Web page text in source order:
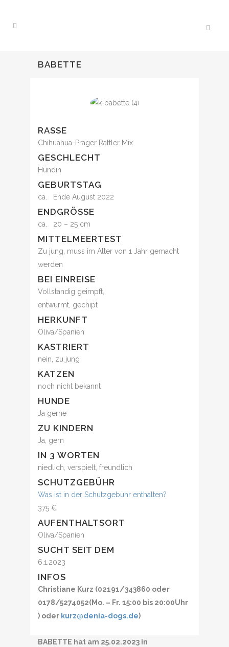
BABETTE
RASSE
Chihuahua-Prager Rattler Mix
GESCHLECHT
Hündin
GEBURTSTAG
ca. Ende August 2022
ENDGRÖSSE
ca. 20 – 25 cm
MITTELMEERTEST
Zu jung, muss im Alter von 1 Jahr gemacht
werden
BEI EINREISE
Vollständig geimpft,
entwurmt, gechipt
HERKUNFT
Oliva/Spanien
KASTRIERT
nein, zu jung
KATZEN
noch nicht bekannt
HUNDE
Ja gerne
ZU KINDERN
Ja, gern
IN 3 WORTEN
niedlich, verspielt, freundlich
SCHUTZGEBÜHR
Was ist in der Schutzgebühr enthalten?
375 €
AUFENTHALTSORT
Oliva/Spanien
SUCHT SEIT DEM
6.1.2023
INFOS
Christiane Kurz (02191/343860 oder
0178/5274052(Mo. – Fr. 15:00 bis 20:00Uhr
) oder kurz@denia-dogs.de)
BABETTE hat am 25.02.2023 in